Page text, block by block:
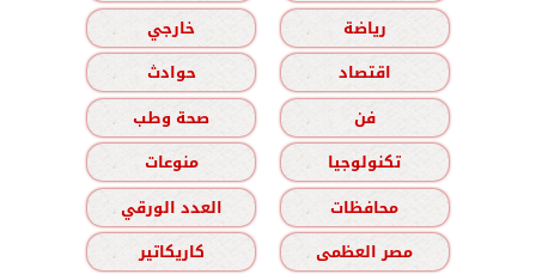
رياضة
خارجي
اقتصاد
حوادث
فن
صحة وطب
تكنولوجيا
منوعات
محافظات
العدد الورقي
مصر العظمى
كاريكاتير